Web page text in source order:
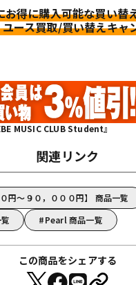
お得に購入可能な買い替
ース買取/買い替えキャ
MUSIC CLUB Student』
関連リンク
円～９０，０００円】 商品一覧
Pearl 商品一覧
この商品をシェアする